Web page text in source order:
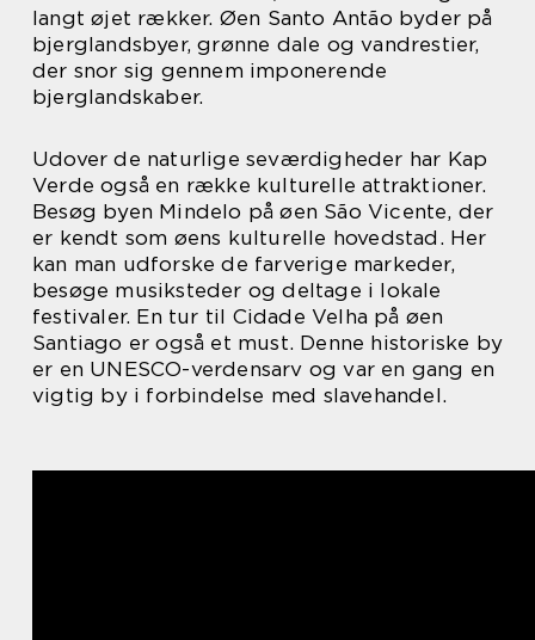
langt øjet rækker. Øen Santo Antão byder på
bjerglandsbyer, grønne dale og vandrestier,
der snor sig gennem imponerende
bjerglandskaber.
Udover de naturlige seværdigheder har Kap
Verde også en række kulturelle attraktioner.
Besøg byen Mindelo på øen São Vicente, der
er kendt som øens kulturelle hovedstad. Her
kan man udforske de farverige markeder,
besøge musiksteder og deltage i lokale
festivaler. En tur til Cidade Velha på øen
Santiago er også et must. Denne historiske by
er en UNESCO-verdensarv og var en gang en
vigtig by i forbindelse med slavehandel.